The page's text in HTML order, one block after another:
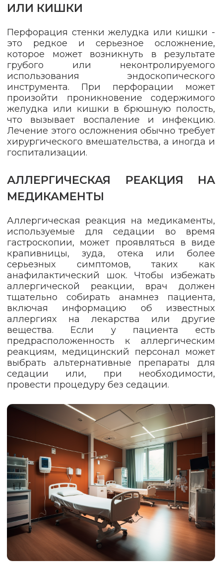
ИЛИ КИШКИ
Перфорация стенки желудка или кишки -
это редкое и серьезное осложнение,
которое может возникнуть в результате
грубого или неконтролируемого
использования эндоскопического
инструмента. При перфорации может
произойти проникновение содержимого
желудка или кишки в брюшную полость,
что вызывает воспаление и инфекцию.
Лечение этого осложнения обычно требует
хирургического вмешательства, а иногда и
госпитализации.
АЛЛЕРГИЧЕСКАЯ РЕАКЦИЯ НА
МЕДИКАМЕНТЫ
Аллергическая реакция на медикаменты,
используемые для седации во время
гастроскопии, может проявляться в виде
крапивницы, зуда, отека или более
серьезных симптомов, таких как
анафилактический шок. Чтобы избежать
аллергической реакции, врач должен
тщательно собирать анамнез пациента,
включая информацию об известных
аллергиях на лекарства или другие
вещества. Если у пациента есть
предрасположенность к аллергическим
реакциям, медицинский персонал может
выбрать альтернативные препараты для
седации или, при необходимости,
провести процедуру без седации.